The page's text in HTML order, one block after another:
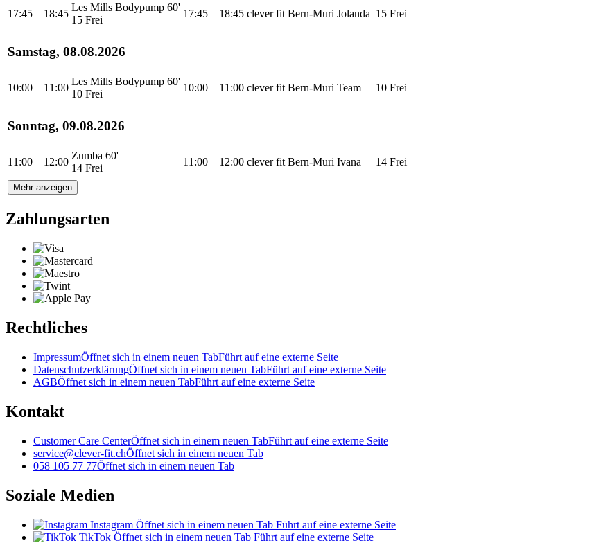
17:45 – 18:45
Les Mills Bodypump 60'
15 Frei
17:45 – 18:45 clever fit Bern-Muri Jolanda 15 Frei
Samstag, 08.08.2026
10:00 – 11:00
Les Mills Bodypump 60'
10 Frei
10:00 – 11:00 clever fit Bern-Muri Team 10 Frei
Sonntag, 09.08.2026
11:00 – 12:00
Zumba 60'
14 Frei
11:00 – 12:00 clever fit Bern-Muri Ivana 14 Frei
Mehr anzeigen
Zahlungsarten
Rechtliches
ImpressumÖffnet sich in einem neuen TabFührt auf eine externe Seite
DatenschutzerklärungÖffnet sich in einem neuen TabFührt auf eine externe Seite
AGBÖffnet sich in einem neuen TabFührt auf eine externe Seite
Kontakt
Customer Care CenterÖffnet sich in einem neuen TabFührt auf eine externe Seite
service@clever-fit.chÖffnet sich in einem neuen Tab
058 105 77 77Öffnet sich in einem neuen Tab
Soziale Medien
Instagram Öffnet sich in einem neuen Tab Führt auf eine externe Seite
TikTok Öffnet sich in einem neuen Tab Führt auf eine externe Seite